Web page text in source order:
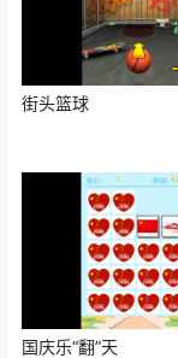
街头篮球
国庆乐“翻”天